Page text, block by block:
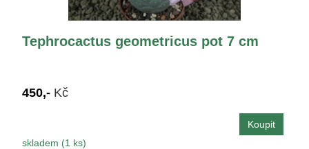
Tephrocactus geometricus pot 7 cm
450,- Kč
skladem (1 ks)